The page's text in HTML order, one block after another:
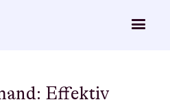
Effektiv